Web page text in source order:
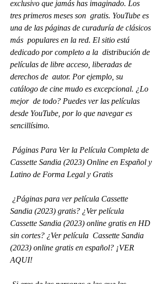
exclusivo que jamás has imaginado. Los
tres primeros meses son  gratis. YouTube es
una de las páginas de curaduría de clásicos
más  populares en la red. El sitio está
dedicado por completo a la  distribución de
películas de libre acceso, liberadas de
derechos de  autor. Por ejemplo, su
catálogo de cine mudo es excepcional. ¿Lo
mejor  de todo? Puedes ver las películas
desde YouTube, por lo que navegar es
sencillísimo.
Cassette Sandia (2023) Online en Español y
Latino de Forma Legal y Gratis
Sandia (2023) gratis? ¿Ver película
Cassette Sandia (2023) online gratis en HD
sin cortes? ¿Ver película  Cassette Sandia
(2023) online gratis en español? ¡VER
AQUI!